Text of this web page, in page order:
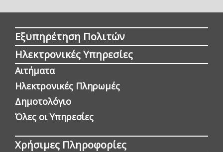
Εξυπηρέτηση Πολιτών
Ηλεκτρονικές Υπηρεσίες
Αιτήματα
Ηλεκτρονικές Πληρωμές
Δημοτολόγιο
Όλες οι Yπηρεσίες
Χρήσιμες Πληροφορίες